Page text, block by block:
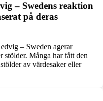
– Swedens reaktion
på deras
– Sweden agerar
stölder. Många har fått den
av värdesaker eller